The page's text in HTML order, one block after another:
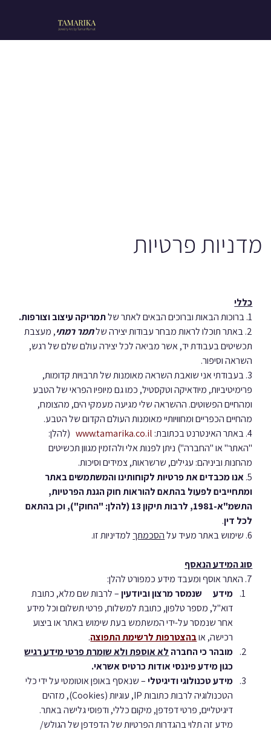
מדניות פרטיות
כללי
1. ברוכות הבאות וברוכים הבאים לאתר של
תמריקה עיצוב וצורפות.
2. באתר תוכלו לראות מבחר עבודות יצירה של
תמר רמתי, מעצבת
תכשיטים בעבודת יד, אשר מביאה לכל יצירה עולם שלם של רגש,
השראה וסיפור.
3. ​בעבודתי אני שואבת השראה מאומנות של תרבויות קדומות,
פרימיטיביות, מיודאיקה וטקסטיל, כמו גם מיופיו הפראי של הטבע
ומהחיים הפשוטים. ההשראה שלי מגיעה מעמקי הים, מהצומח,
מהחיים הכפריים ומחוויותיי מאומנות העולם הקדום של הטבע.
4. באתר האינטרנט בכתובת:
www.tamarika.co.il (להלן:
"האתר" או "החברה") ניתן לפנות אלי ולהזמין מגוון תכשיטים
מהחנות וביניהם: עגילים, שרשראות, צמידים וסיכות.
5. אנו מכבדים את פרטיות לקוחותינו והמשתמשים באתר
ומתחייבים לפעול בהתאם להוראות חוק הגנת הפרטיות,
התשמ"א-1981, לרבות תיקון 13 (להלן: "החוק"), וכן בהתאם
לכל דין.
6. שימוש באתר מעיד על
הסכמתך למדיניות זו.
סוג המידע הנאסף
7. האתר אוסף ומעבד מידע כמפורט להלן:
מידע      שנמסר מרצון וביודעין – לרבות שם מלא, כתובת
דוא"ל, מספר טלפון, כתובת למשלוח, פרטי תשלום וכל מידע
אחר שנמסר על-ידי המשתמש בעת שימוש באתר או ביצוע
רכישה, או בהצטרפות לרשימת התפוצה.
מובהר כי החברה לא אוספת ולא שומרת פרטי מידע רגיש
כגון מידע פיננסי אודות כרטיס אשראי.
מידע טכנולוגי ודיגיטלי – שנאסף באופן אוטומטי על ידי כלי
הטכנולוגיה לרבות כתובות IP, עוגיות (Cookies), מזהים
דיגיטליים, פרטי דפדפן, מיקום כללי, ודפוסי גלישה באתר.
מידע זה תלוי בהגדרות הפרטיות של הדפדפן של הגולש/